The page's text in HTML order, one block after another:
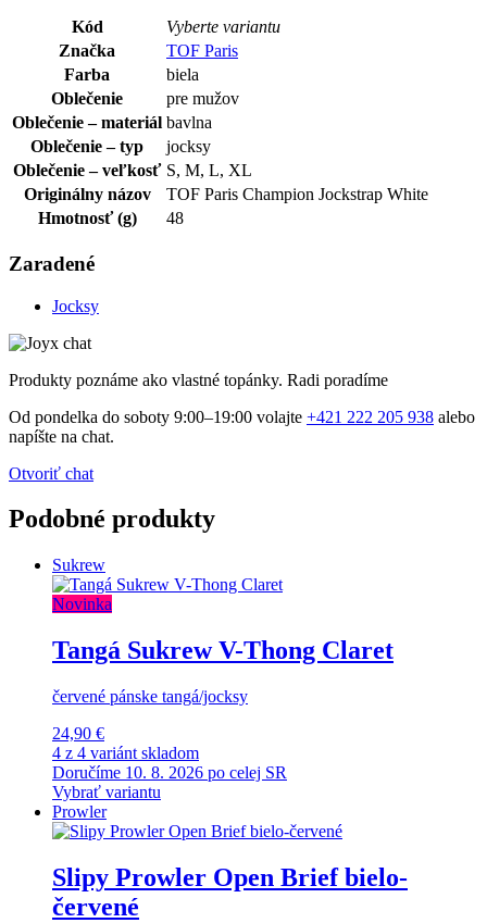
Kód
Vyberte variantu
Značka
TOF Paris
Farba
biela
Oblečenie
pre mužov
Oblečenie – materiál bavlna
Oblečenie – typ
jocksy
Oblečenie – veľkosť S, M, L, XL
Originálny názov
TOF Paris Champion Jockstrap White
Hmotnosť (g)
48
Zaradené
Jocksy
Produkty poznáme ako vlastné topánky. Radi poradíme
Od pondelka do soboty 9:00–19:00 volajte +421 222 205 938 alebo
napíšte na chat.
Otvoriť chat
Podobné produkty
Sukrew
Novinka
Tangá Sukrew V-Thong Claret
červené pánske tangá/jocksy
24,90 €
4 z 4 variánt skladom
Doručíme 10. 8. 2026 po celej SR
Vybrať variantu
Prowler
Slipy Prowler Open Brief bielo-
červené